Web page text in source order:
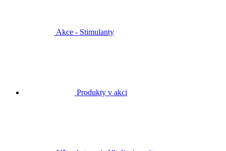
Akce - Stimulanty
Produkty v akci